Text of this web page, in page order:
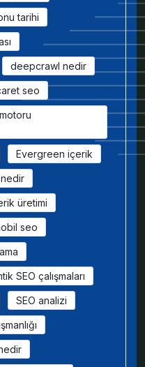
tarihi
deepcrawl nedir
seo
Evergreen içerik
üretimi
seo
SEO çalışmaları
SEO analizi